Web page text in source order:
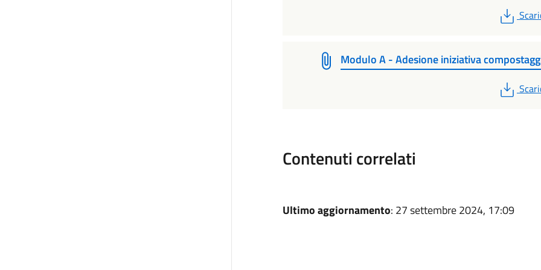
PDF
Modulo A - Adesione iniziativa
PDF
Contenuti correlati
Ultimo aggiornamento: 27 settembre 2024, 17:09